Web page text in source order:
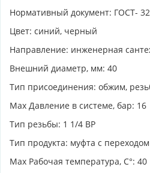
Нормативный документ: ГОСТ-
Цвет: синий, черный
Направление: инженерная
Внешний диаметр, мм: 40
Тип присоединения: обжим,
Max Давление в системе, бар: 16
Тип резьбы: 1 1/4 ВР
Тип продукта: муфта с
Max Рабочая температура, C°: 40